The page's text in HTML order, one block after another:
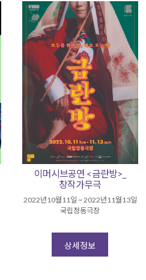
이머시브공연 <금란방>_
창작가무극
2022년10월11일 ~ 2022년11월13일
국립정동극장
상세정보